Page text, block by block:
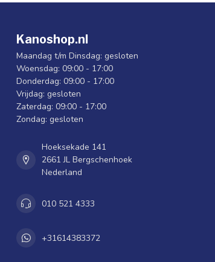
Kanoshop.nl
Maandag t/m Dinsdag: gesloten
Woensdag: 09:00 - 17:00
Donderdag: 09:00 - 17:00
Vrijdag: gesloten
Zaterdag: 09:00 - 17:00
Zondag: gesloten
Hoeksekade 141
2661 JL Bergschenhoek
Nederland
010 521 4333
+31614383372